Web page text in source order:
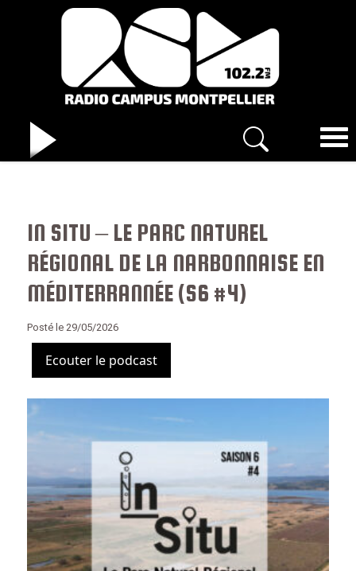
IN SITU – LE PARC NATUREL
RÉGIONAL DE LA NARBONNAISE EN
MÉDITERRANNÉE (S6 #4)
Posté le 29/05/2026
Ecouter le podcast